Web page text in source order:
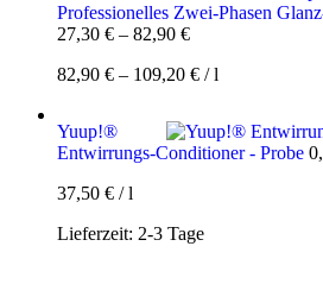
Professionelles Zwei-Phasen
27,30 € – 82,90 €
82,90 € – 109,20 € /l
Yuup!®
Entwirrungs-Conditioner - Probe
37,50 € /l
Lieferzeit: 2-3 Tage